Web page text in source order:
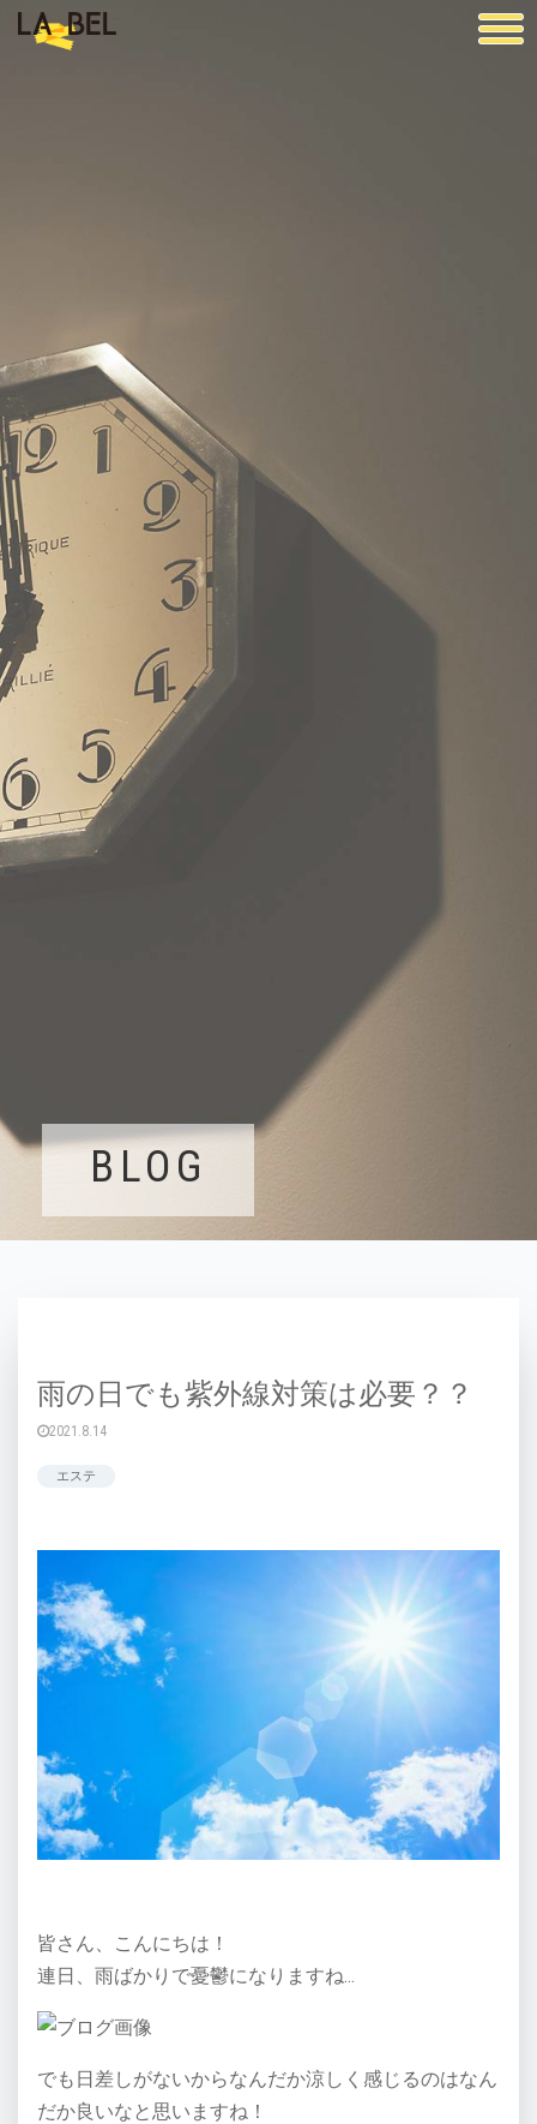
BLOG
雨の日でも紫外線対策は必要？？
2021.8.14
エステ
皆さん、こんにちは！
連日、雨ばかりで憂鬱になりますね…
でも日差しがないからなんだか涼しく感じるのはなん
だか良いなと思いますね！